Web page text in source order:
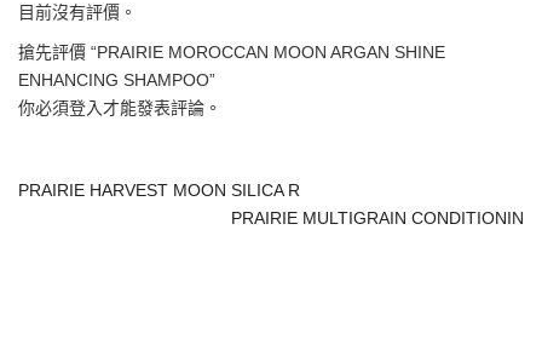
目前沒有評價。
搶先評價 “PRAIRIE MOROCCAN MOON ARGAN SHINE
ENHANCING SHAMPOO”
你必須登入 才能發表評論。
PRAIRIE HARVEST MOON SILICA R
PRAIRIE MULTIGRAIN CONDITIONIN